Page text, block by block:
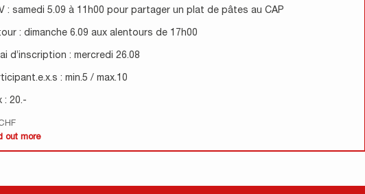
: samedi 5.09 à 11h00 pour partager un plat de pâtes au CAP
: dimanche 6.09 aux alentours de 17h00
d’inscription : mercredi 26.08
: min.5 / max.10
: 20.-
out more